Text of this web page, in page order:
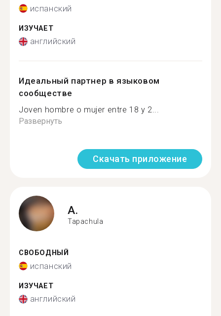
испанский
ИЗУЧАЕТ
английский
Идеальный партнер в языковом
сообществе
Joven hombre o mujer entre 18 y 2...
Развернуть
Скачать приложение
A.
Tapachula
СВОБОДНЫЙ
испанский
ИЗУЧАЕТ
английский